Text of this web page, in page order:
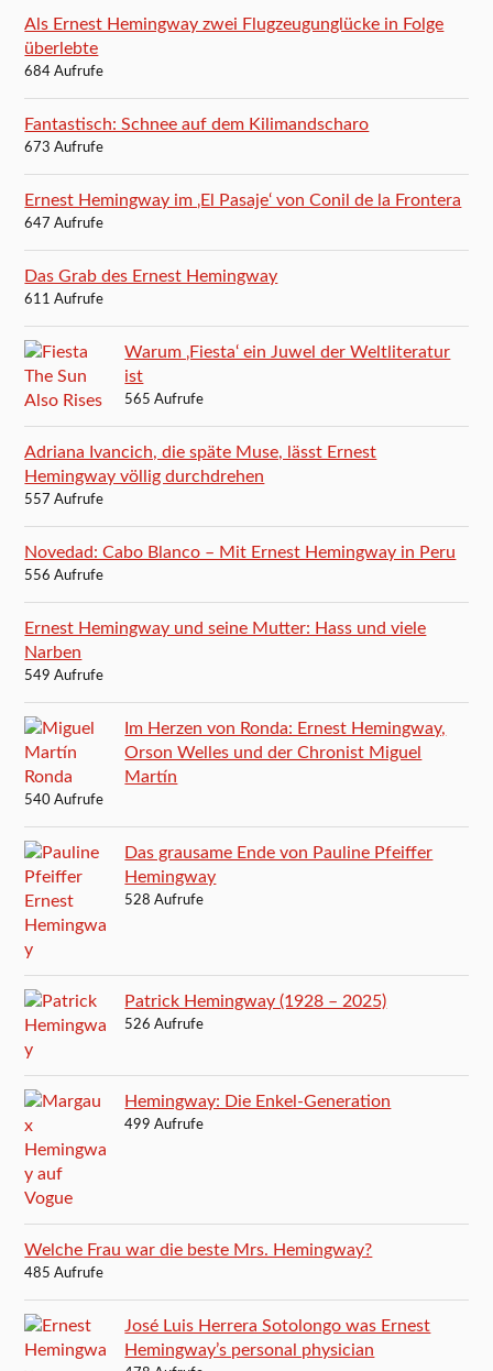
Als Ernest Hemingway zwei Flugzeugunglücke in Folge
überlebte
684 Aufrufe
Fantastisch: Schnee auf dem Kilimandscharo
673 Aufrufe
Ernest Hemingway im ‚El Pasaje‘ von Conil de la Frontera
647 Aufrufe
Das Grab des Ernest Hemingway
611 Aufrufe
Warum ‚Fiesta‘ ein Juwel der Weltliteratur
ist
565 Aufrufe
Adriana Ivancich, die späte Muse, lässt Ernest
Hemingway völlig durchdrehen
557 Aufrufe
Novedad: Cabo Blanco – Mit Ernest Hemingway in Peru
556 Aufrufe
Ernest Hemingway und seine Mutter: Hass und viele
Narben
549 Aufrufe
Im Herzen von Ronda: Ernest Hemingway,
Orson Welles und der Chronist Miguel
Martín
540 Aufrufe
Das grausame Ende von Pauline Pfeiffer
Hemingway
528 Aufrufe
Patrick Hemingway (1928 – 2025)
526 Aufrufe
Hemingway: Die Enkel-Generation
499 Aufrufe
Welche Frau war die beste Mrs. Hemingway?
485 Aufrufe
José Luis Herrera Sotolongo was Ernest
Hemingway’s personal physician